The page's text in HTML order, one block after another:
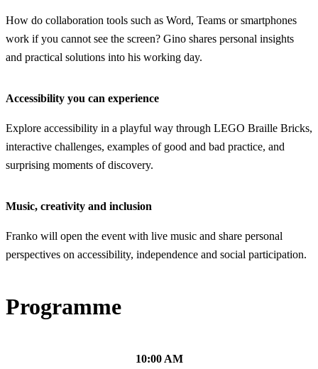
How do collaboration tools such as Word, Teams or smartphones
work if you cannot see the screen? Gino shares personal insights
and practical solutions into his working day.
Accessibility you can experience
Explore accessibility in a playful way through LEGO Braille Bricks,
interactive challenges, examples of good and bad practice, and
surprising moments of discovery.
Music, creativity and inclusion
Franko will open the event with live music and share personal
perspectives on accessibility, independence and social participation.
Programme
10:00 AM